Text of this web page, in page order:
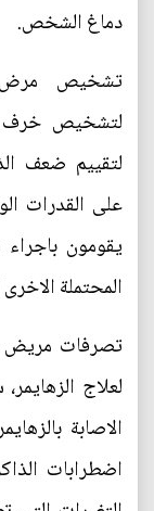
دماغ الشخص.
تشخيص مرض
لتشخيص خرف
لتقييم ضعف
على القدرات
يقومون باجراء
المحتملة
تصرفات مريض
لعلاج
الاصابة
اضطرابات